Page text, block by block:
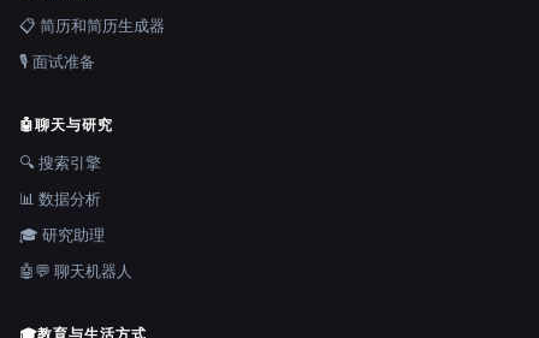
📋 简历和简历生成器
🎙️ 面试准备
🤖聊天与研究
🔍 搜索引擎
📊 数据分析
🎓 研究助理
🤖💬 聊天机器人
🎓教育与生活方式